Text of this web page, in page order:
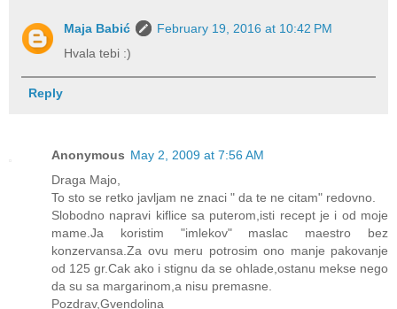
Maja Babić
February 19, 2016 at 10:42 PM
Hvala tebi :)
Reply
Anonymous May 2, 2009 at 7:56 AM
Draga Majo,
To sto se retko javljam ne znaci " da te ne citam" redovno.
Slobodno napravi kiflice sa puterom,isti recept je i od moje
mame.Ja koristim "imlekov" maslac maestro bez
konzervansa.Za ovu meru potrosim ono manje pakovanje
od 125 gr.Cak ako i stignu da se ohlade,ostanu mekse nego
da su sa margarinom,a nisu premasne.
Pozdrav,Gvendolina